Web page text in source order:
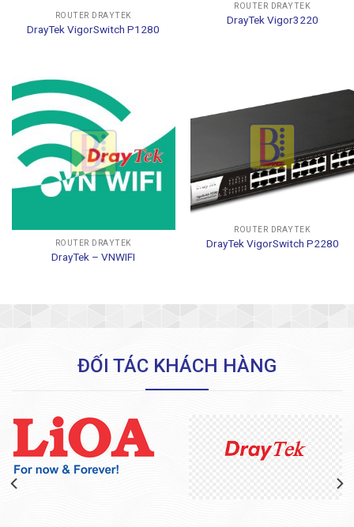
ROUTER DRAYTEK
DrayTek VigorSwitch P1280
ROUTER DRAYTEK
DrayTek Vigor3220
ROUTER DRAYTEK
DrayTek – VNWIFI
ROUTER DRAYTEK
DrayTek VigorSwitch P2280
ĐỐI TÁC KHÁCH HÀNG